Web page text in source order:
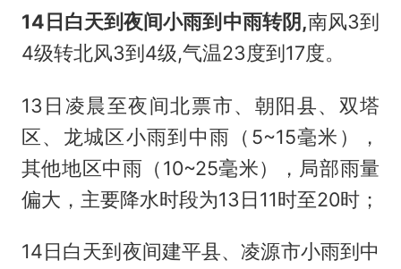
14日白天到夜间小雨到中雨转阴,南风3到
4级转北风3到4级,气温23度到17度。
13日凌晨至夜间北票市、朝阳县、双塔
区、龙城区小雨到中雨（5~15毫米），
其他地区中雨（10~25毫米），局部雨量
偏大，主要降水时段为13日11时至20时；
14日白天到夜间建平县、凌源市小雨到中